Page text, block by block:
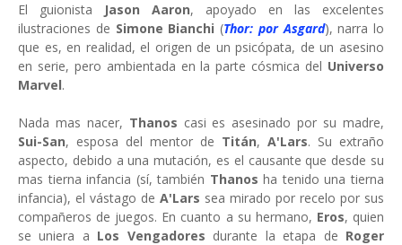
El guionista
Jason Aaron, apoyado en las excelentes
ilustraciones de Simone Bianchi (Thor: por Asgard), narra lo
que es, en realidad, el origen de un psicópata, de un asesino
en serie, pero ambientada en la parte cósmica del Universo
Marvel.
Nada mas nacer, Thanos casi es asesinado por su madre,
Sui-San, esposa del mentor de Titán, A'Lars. Su extraño
aspecto, debido a una mutación, es el causante que desde su
mas tierna infancia (sí, también Thanosha tenido una tierna
infancia), el vástago de A'Lars sea mirado por recelo por sus
compañeros de juegos. En cuanto a su hermano, Eros, quien
se uniera a Los Vengadores durante la etapa de Roger